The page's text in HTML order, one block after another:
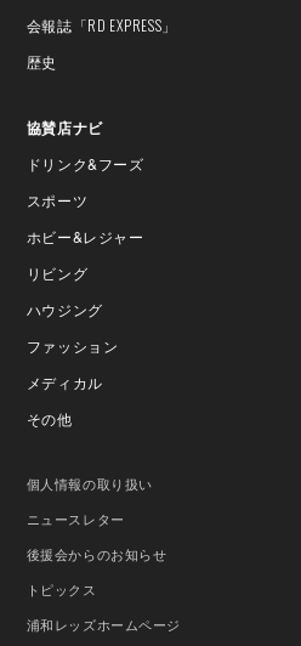
会報誌 「RD EXPRESS」
歴史
協賛店ナビ
ドリンク&フーズ
スポーツ
ホビー&レジャー
リビング
ハウジング
ファッション
メディカル
その他
個人情報の取り扱い
ニュースレター
後援会からのお知らせ
トピックス
浦和レッズホームページ